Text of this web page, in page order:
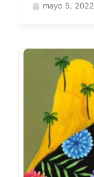
mayo 5, 2022